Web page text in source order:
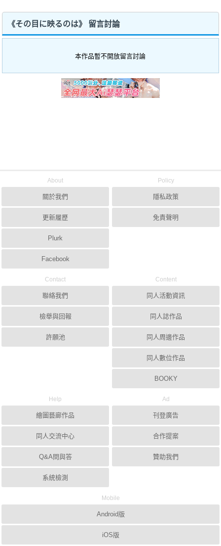
《その目に映るのは》 留言討論
本作品暫不開放留言討論
About
關於我們
更新履歷
Plurk
Facebook
Policy
隱私政策
免責聲明
Contact
聯絡我們
檢舉與回報
許願池
Content
同人活動資訊
同人誌作品
同人周邊作品
同人數位作品
BOOKY
Help
繪圖藝廊作品
同人交流中心
Q&A問與答
系統檢測
Ad
刊登廣告
合作提案
贊助我們
Mobile
Android版
iOS版